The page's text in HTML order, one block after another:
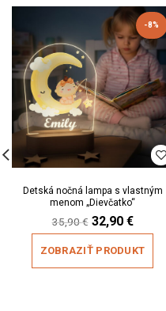
-8%
Detská nočná lampa s vlastným
menom „Dievčatko“
35,90€ Original
price
was:
35,90 €.
32,90 €Current
price
is:
32,90 €.
ZOBRAZIŤ PRODUKT